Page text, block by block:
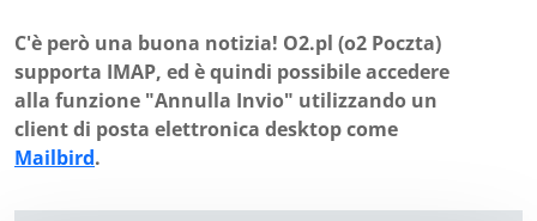
C'è però una buona notizia! O2.pl (o2 Poczta)
supporta IMAP, ed è quindi possibile accedere
alla funzione "Annulla Invio" utilizzando un
client di posta elettronica desktop come
Mailbird.